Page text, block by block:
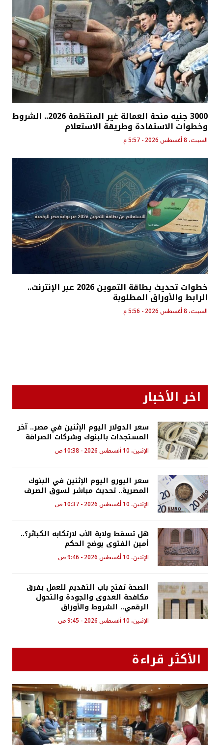
3000 جنيه منحة العمالة غير المنتظمة 2026.. الشروط
وخطوات الاستفادة وطريقة الاستعلام
السبت، 8 أغسطس 2026 - 5:57 م
خطوات تحديث بطاقة التموين 2026 عبر الإنترنت..
الرابط والأوراق المطلوبة
السبت، 8 أغسطس 2026 - 5:56 م
اخر الأخبار
سعر الدولار اليوم الإثنين في مصر.. آخر
المستجدات بالبنوك وشركات الصرافة
الإثنين، 10 أغسطس 2026 - 10:38 ص
سعر اليورو اليوم الإثنين في البنوك
المصرية.. تحديث مباشر لسوق الصرف
الإثنين، 10 أغسطس 2026 - 10:37 ص
هل تسقط ولاية الأب لارتكابه الكبائر؟..
أمين الفتوى يوضح الحكم
الإثنين، 10 أغسطس 2026 - 9:46 ص
الصحة تفتح باب التقديم للعمل بفرق
مكافحة العدوى والجودة والتحول
الرقمي.. الشروط والأوراق
الإثنين، 10 أغسطس 2026 - 9:45 ص
الأكثر قراءة